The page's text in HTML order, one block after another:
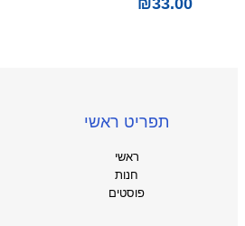
תפריט ראשי
ראשי
חנות
פוסטים